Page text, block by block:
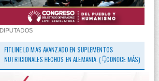
DIPUTADOS
FITLINE LO MAS AVANZADO EN SUPLEMENTOS
NUTRICIONALES HECHOS EN ALEMANIA. (👇CONOCE MÁS)